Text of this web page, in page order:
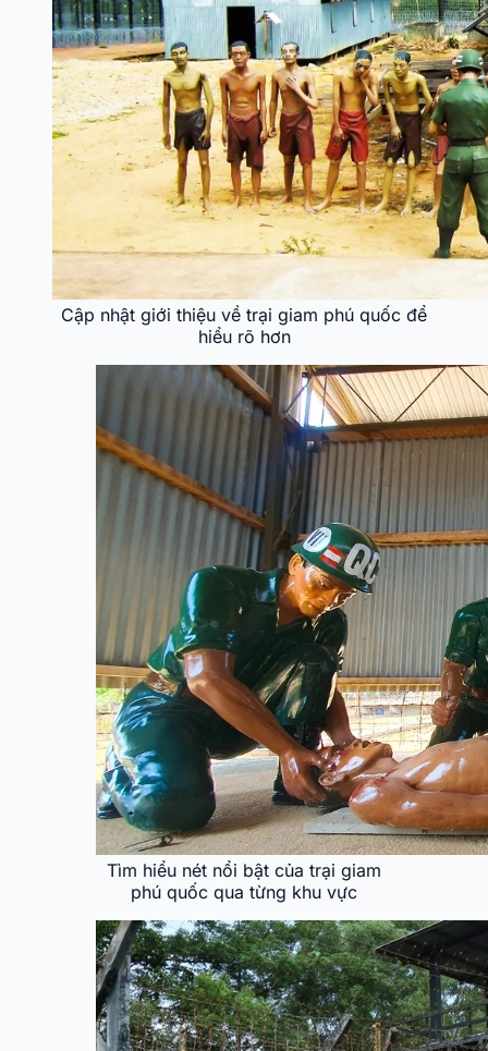
Cập nhật giới thiệu về trại giam phú quốc để
hiểu rõ hơn
Tìm hiểu nét nổi bật của trại giam
phú quốc qua từng khu vực